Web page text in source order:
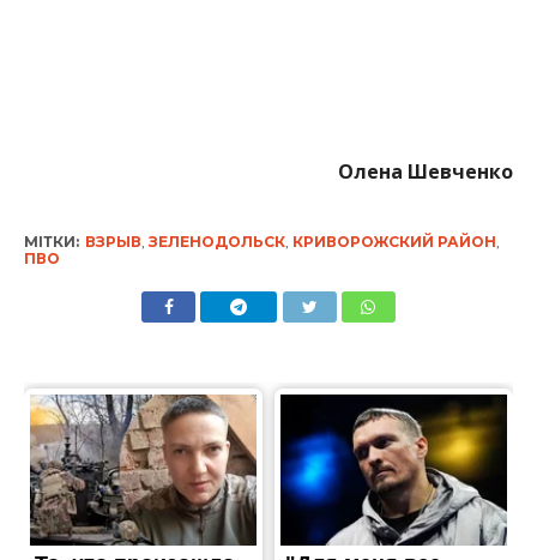
Олена Шевченко
МІТКИ: ВЗРЫВ ЗЕЛЕНОДОЛЬСК, КРИВОРОЖСКИЙ РАЙОН
ПВО